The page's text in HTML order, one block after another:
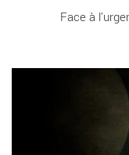
Le Moine noir de Kirill
Avignon / 2022